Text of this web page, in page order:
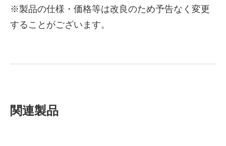
※製品の仕様・価格等は改良のため予告なく変更
することがございます。
関連製品